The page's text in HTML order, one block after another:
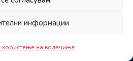
информации
користење на колачиња